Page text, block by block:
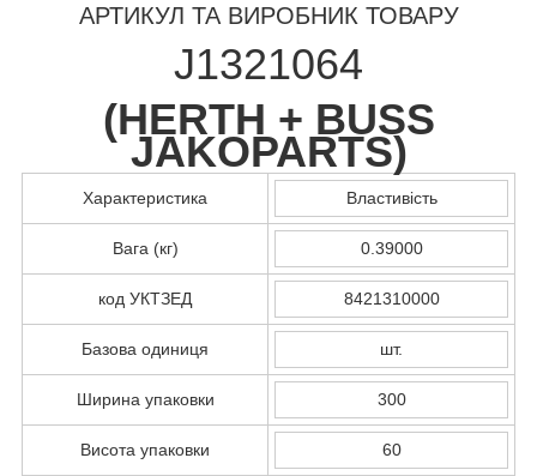
АРТИКУЛ ТА ВИРОБНИК ТОВАРУ
J1321064
(HERTH + BUSS
JAKOPARTS)
Характеристика Властивість
Вага (кг) 0.39000
код УКТЗЕД 8421310000
Базова одиниця шт.
Ширина упаковки 300
Висота упаковки 60